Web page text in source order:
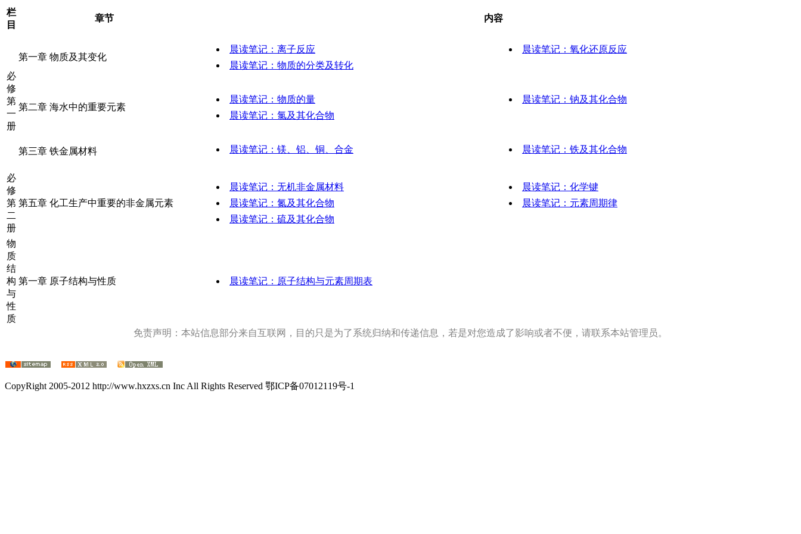
栏
目
章节 内容
必
修
第
一
册
第一章 物质及其变化
晨读笔记：离子反应
晨读笔记：物质的分类及转化
晨读笔记：氧化还原反应
第二章 海水中的重要元素
晨读笔记：物质的量
晨读笔记：氯及其化合物
晨读笔记：钠及其化合物
第三章 铁金属材料 晨读笔记：镁、铝、铜、合金 晨读笔记：铁及其化合物
必
修
第
二
册
第五章 化工生产中重要的非金属元素
晨读笔记：无机非金属材料
晨读笔记：氮及其化合物
晨读笔记：硫及其化合物
晨读笔记：化学键
晨读笔记：元素周期律
物
质
结
构
与
性
质
第一章 原子结构与性质 晨读笔记：原子结构与元素周期表
免责声明：本站信息部分来自互联网，目的只是为了系统归纳和传递信息，若是对您造成了影响或者不便，请联系本站管理员。
CopyRight 2005-2012 http://www.hxzxs.cn Inc All Rights Reserved 鄂ICP备07012119号-1